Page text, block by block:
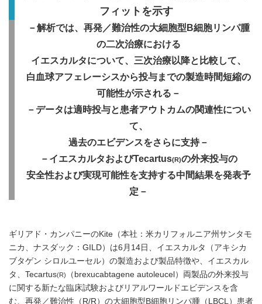
フィットを示す
－解析では、再発／難治性の大細胞型 B細胞リンパ腫
の二次治療における
イエスカルタについて、三次治療以降と比較して、
白血球アフェレーシスから投与までの製造時間短縮の
可能性が示される－
－データは適時投与と患者アウトカムの関連性につい
て、
過去のエビデンスをさらに支持－
－イエスカルタおよびTecartus(R)の外来投与の
安全性および実現可能性を支持する中間結果を発表予
定－
ギリアド・カンパニーのKite（本社：米カリフォルニア州サンタモ
ニカ、ナスダック：GILD）は6月14日、イエスカルタ（アキシカ
ブタゲン シロルユーセル）の製造および製品特徴や、イエスカル
タ、Tecartus(R)
（brexucabtagene autoleucel）両製品の外来投与
に関する新たな臨床試験およびリアルワールドエビデンスを含
む、再発／難治性（R/R）の大細胞型B細胞リンパ腫（LBCL）患者